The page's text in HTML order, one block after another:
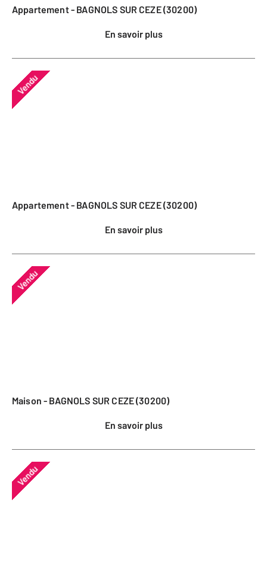
Appartement - BAGNOLS SUR CEZE (30200)
En savoir plus
Vendu
Appartement - BAGNOLS SUR CEZE (30200)
En savoir plus
Vendu
Maison - BAGNOLS SUR CEZE (30200)
En savoir plus
Vendu